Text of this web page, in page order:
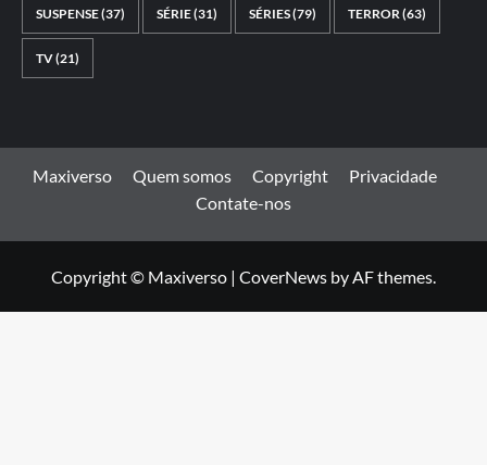
SUSPENSE(37) SÉRIE(31) SÉRIES(79) TERROR(63)
TV(21)
Maxiverso Quem somos Copyright
Privacidade
Contate-nos
Copyright © Maxiverso | CoverNews by AF themes.